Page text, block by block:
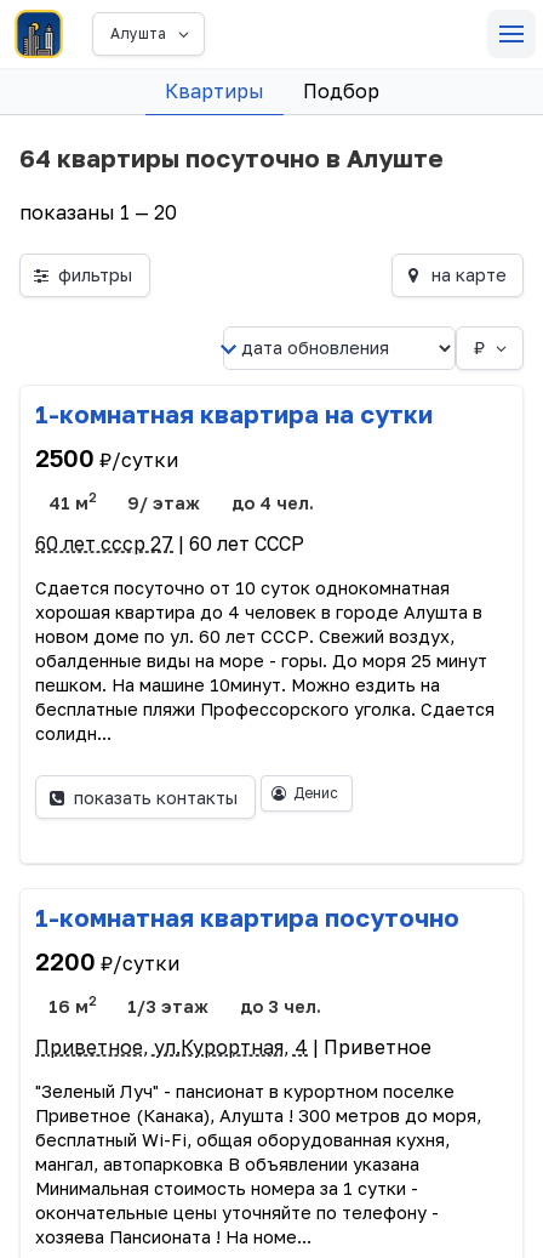
Алушта
Квартиры Подбор
64 квартиры посуточно в Алуште
показаны 1 — 20
фильтры на карте
₽
1-комнатная квартира на сутки
2500 ₽/сутки
41 м2 9/ этаж до 4 чел.
60 лет ссср 27 | 60 лет СССР
Сдается посуточно от 10 суток однокомнатная
хорошая квартира до 4 человек в городе Алушта в
новом доме по ул. 60 лет СССР. Свежий воздух,
обалденные виды на море - горы. До моря 25 минут
пешком. На машине 10минут. Можно ездить на
бесплатные пляжи Профессорского уголка. Сдается
солидн...
показать контакты Денис
1-комнатная квартира посуточно
2200 ₽/сутки
16 м2 1/3 этаж до 3 чел.
Приветное, ул.Курортная, 4 | Приветное
"Зеленый Луч" - пансионат в курортном поселке
Приветное (Канака), Алушта ! 300 метров до моря,
бесплатный Wi-Fi, общая оборудованная кухня,
мангал, автопарковка В объявлении указана
Минимальная стоимость номера за 1 сутки -
окончательные цены уточняйте по телефону -
хозяева Пансионата ! На номе...